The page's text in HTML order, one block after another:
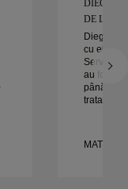
DIEGO A
DE
Diego a
cu el
Serviciul
au fost
până la
tratat
căldură
frumoase